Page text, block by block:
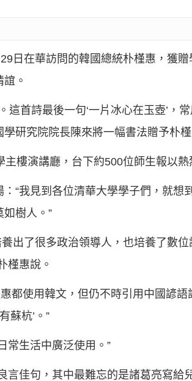
日在華訪問的韓國總統朴槿惠，獲
。
首詩最後一句‘一片冰心在玉壺’，
研究院院長陳來將一幅書法贈予朴槿
樓演講廳，台下約500位師生報以熱
“我見到各位清華大學學子們，就想
樹人。”
出了很多政治領導人，也培養了數
槿惠說。
都使用韓文，但仍不時引用中國諺語
蘇杭’。”
常生活中廣泛使用。”
佳句，其中最難忘的是諸葛亮寫給